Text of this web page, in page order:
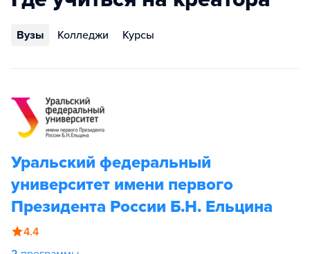
Вузы Колледжи Курсы
Уральский федеральный
университет имени первого
Президента России Б.Н. Ельцина
4.4